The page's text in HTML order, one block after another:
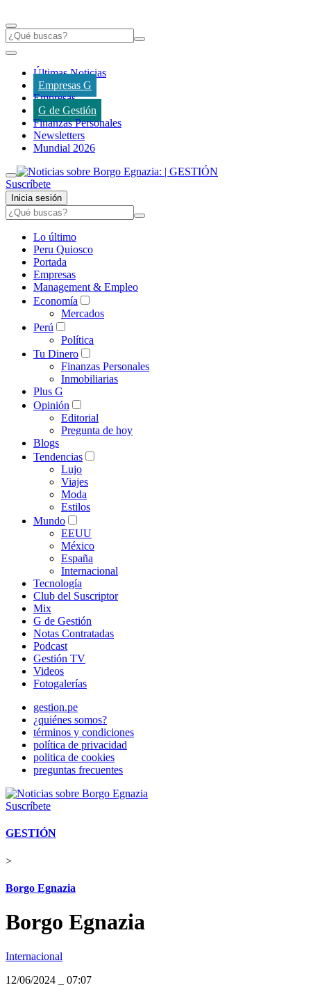
Últimas Noticias
Empresas G
Empresas
G de Gestión
Finanzas Personales
Newsletters
Mundial 2026
Suscríbete
Inicia sesión
Lo último
Peru Quiosco
Portada
Empresas
Management & Empleo
Economía
Mercados
Perú
Política
Tu Dinero
Finanzas Personales
Inmobiliarias
Plus G
Opinión
Editorial
Pregunta de hoy
Blogs
Tendencias
Lujo
Viajes
Moda
Estilos
Mundo
EEUU
México
España
Internacional
Tecnología
Club del Suscriptor
Mix
G de Gestión
Notas Contratadas
Podcast
Gestión TV
Videos
Fotogalerías
gestion.pe
¿quiénes somos?
términos y condiciones
política de privacidad
politica de cookies
preguntas frecuentes
Suscríbete
GESTIÓN
>
Borgo Egnazia
Borgo Egnazia
Internacional
12/06/2024
07:07